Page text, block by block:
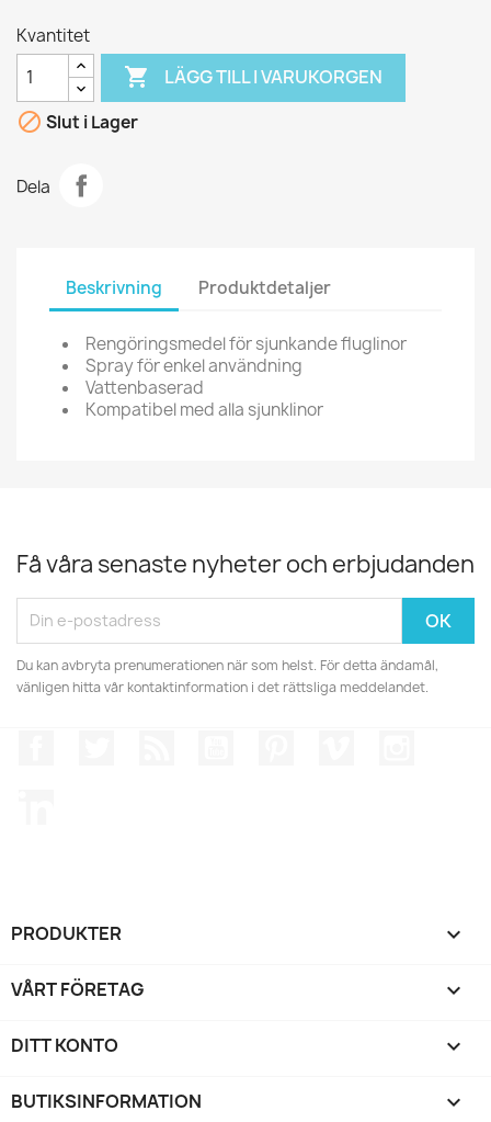
Kvantitet
 LÄGG TILL I VARUKORGEN
 Slut i Lager
Dela
Beskrivning Produktdetaljer
Rengöringsmedel för sjunkande fluglinor
Spray för enkel användning
Vattenbaserad
Kompatibel med alla sjunklinor
Få våra senaste nyheter och erbjudanden
Du kan avbryta prenumerationen när som helst. För detta ändamål,
vänligen hitta vår kontaktinformation i det rättsliga meddelandet.
PRODUKTER 
VÅRT FÖRETAG 
DITT KONTO 
BUTIKSINFORMATION keyboard_arrow_down